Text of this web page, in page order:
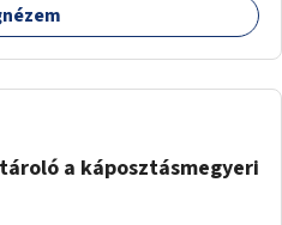
a káposztásmegyeri